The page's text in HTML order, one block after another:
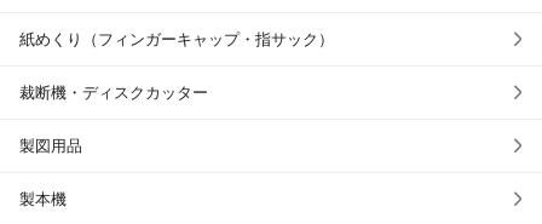
紙めくり（フィンガーキャップ・指サック）
裁断機・ディスクカッター
製図用品
製本機